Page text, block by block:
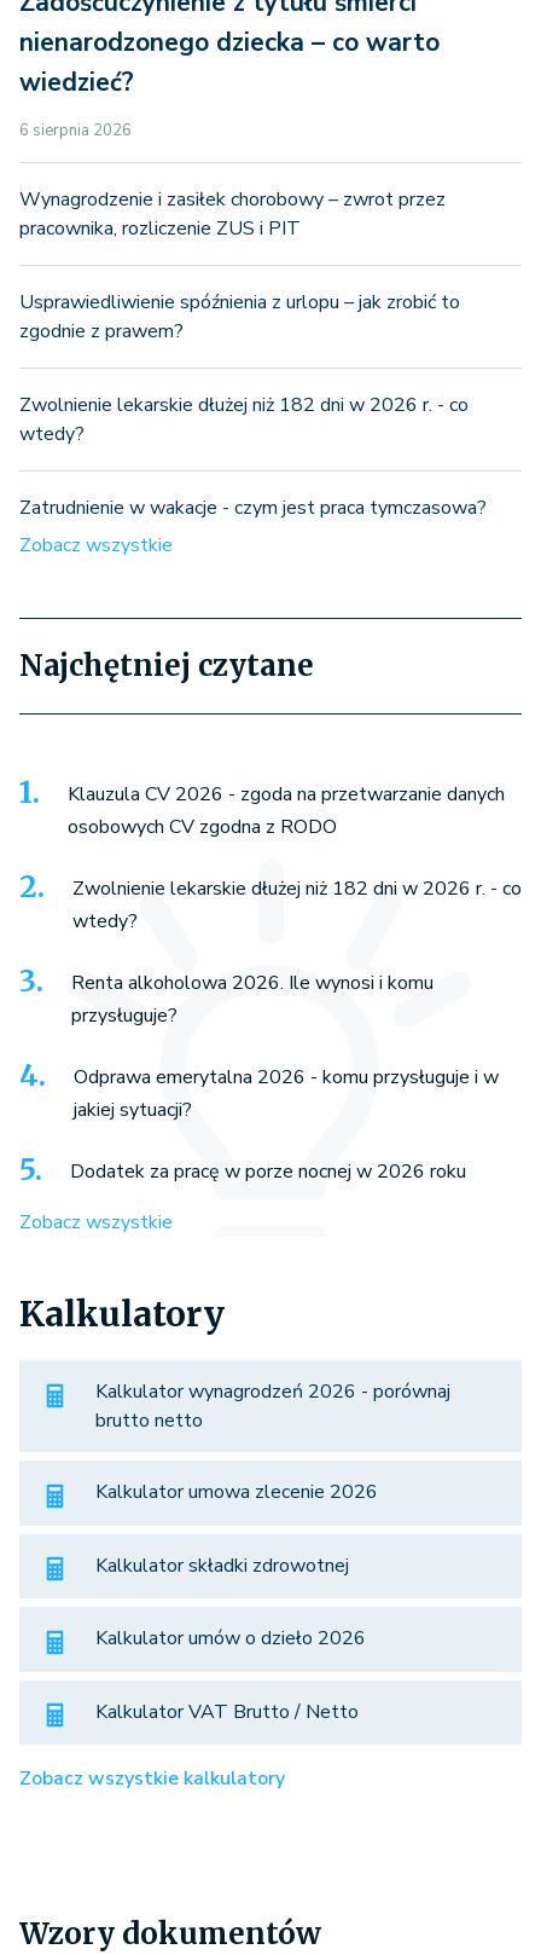
nienarodzonego dziecka – co warto
wiedzieć?
6 sierpnia 2026
Wynagrodzenie i zasiłek chorobowy – zwrot przez
pracownika, rozliczenie ZUS i PIT
Usprawiedliwienie spóźnienia z urlopu – jak zrobić to
zgodnie z prawem?
Zwolnienie lekarskie dłużej niż 182 dni w 2026 r. - co
wtedy?
Zatrudnienie w wakacje - czym jest praca tymczasowa?
Zobacz wszystkie
Najchętniej czytane
Klauzula CV 2026 - zgoda na przetwarzanie danych
osobowych CV zgodna z RODO
Zwolnienie lekarskie dłużej niż 182 dni w 2026 r. - co
wtedy?
Renta alkoholowa 2026. Ile wynosi i komu
przysługuje?
Odprawa emerytalna 2026 - komu przysługuje i w
jakiej sytuacji?
Dodatek za pracę w porze nocnej w 2026 roku
Zobacz wszystkie
Kalkulatory
Kalkulator wynagrodzeń 2026 - porównaj
brutto netto
Kalkulator umowa zlecenie 2026
Kalkulator składki zdrowotnej
Kalkulator umów o dzieło 2026
Kalkulator VAT Brutto / Netto
Zobacz wszystkie kalkulatory
Wzory dokumentów